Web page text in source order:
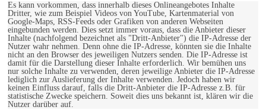
Es kann vorkommen, dass innerhalb dieses Onlineangebotes Inhalte
Dritter, wie zum Beispiel Videos von YouTube, Kartenmaterial von
Google-Maps, RSS-Feeds oder Grafiken von anderen Webseiten
eingebunden werden. Dies setzt immer voraus, dass die Anbieter dieser
Inhalte (nachfolgend bezeichnet als "Dritt-Anbieter") die IP-Adresse der
Nutzer wahr nehmen. Denn ohne die IP-Adresse, könnten sie die Inhalte
nicht an den Browser des jeweiligen Nutzers senden. Die IP-Adresse ist
damit für die Darstellung dieser Inhalte erforderlich. Wir bemühen uns
nur solche Inhalte zu verwenden, deren jeweilige Anbieter die IP-Adresse
lediglich zur Auslieferung der Inhalte verwenden. Jedoch haben wir
keinen Einfluss darauf, falls die Dritt-Anbieter die IP-Adresse z.B. für
statistische Zwecke speichern. Soweit dies uns bekannt ist, klären wir die
Nutzer darüber auf.